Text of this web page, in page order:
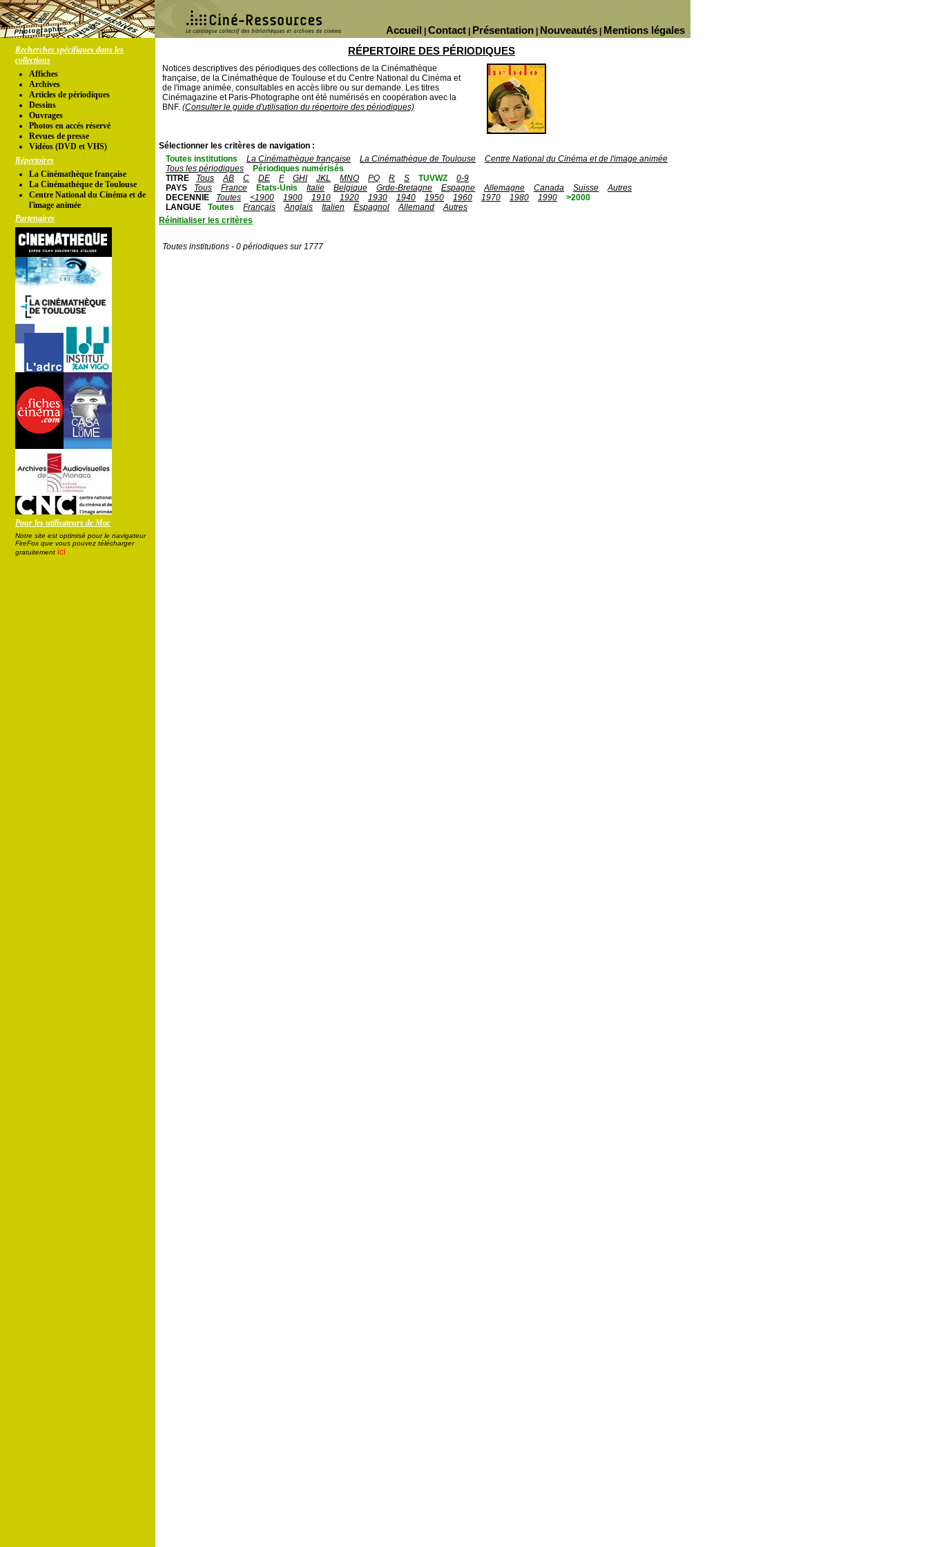
Mentions légales
Nouveautés
Présentation
Contact
Accueil
Recherches spécifiques dans les
collections
Affiches
Archives
Articles de périodiques
Dessins
Ouvrages
Photos en accés réservé
Revues de presse
Vidéos (DVD et VHS)
Répertoires
La Cinémathèque française
La Cinémathèque de Toulouse
Centre National du Cinéma et de
l'image animée
Partenaires
Pour les utilisateurs de Mac
Notre site est optimisé pour le navigateur
FireFox que vous pouvez télécharger
gratuitement ici
RÉPERTOIRE DES PÉRIODIQUES
Notices descriptives des périodiques des collections de la Cinémathèque
française, de la Cinémathèque de Toulouse et du Centre National du Cinéma et
de l'image animée, consultables en accès libre ou sur demande. Les titres
Cinémagazine et Paris-Photographe ont été numérisés en coopération avec la
BNF. (Consulter le guide d'utilisation du répertoire des périodiques)
Sélectionner les critères de navigation :
Toutes institutions
La Cinémathèque française La Cinémathèque de Toulouse
Centre National du Cinéma et de l'image animée
Tous les périodiques
Périodiques numérisés
TITRE
Tous AB C DE F GHI JKL MNO PQ R S TUVWZ
0-9
PAYS
Tous France Etats-Unis Italie Belgique Grde-Bretagne Espagne Allemagne Canada Suisse
Autres
DECENNIE
Toutes <1900 1900 1910 1920 1930 1940 1950 1960 1970 1980 1990
>2000
LANGUE
Toutes Français Anglais Italien Espagnol Allemand
Autres
Réinitialiser les critères
Toutes institutions - 0 périodiques sur 1777